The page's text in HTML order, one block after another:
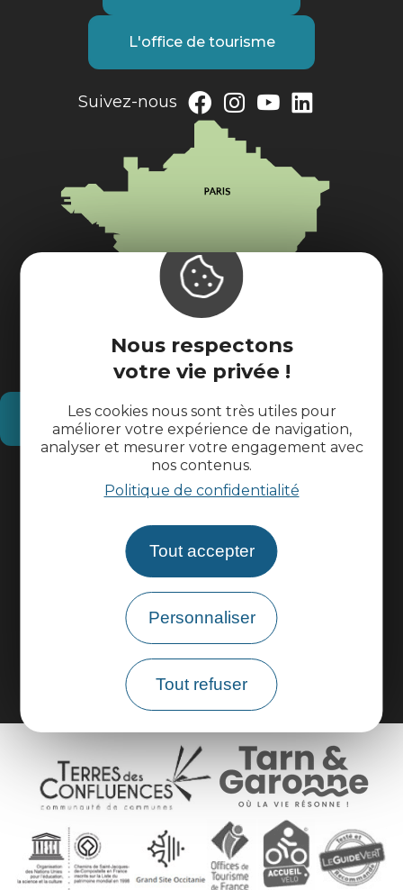
Nous respectons
votre vie privée !
Les cookies nous sont très utiles pour
améliorer votre expérience de navigation,
analyser et mesurer votre engagement avec
nos contenus.
Politique de confidentialité
Tout accepter
Personnaliser
Tout refuser
L'office de tourisme
Suivez-nous
Comment venir ?
Informations pratiques